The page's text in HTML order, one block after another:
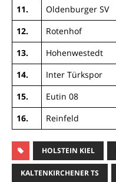
11.
Oldenburger SV
12.
Rotenhof
13.
Hohenwestedt
14.
Inter Türkspor
15.
Eutin 08
16.
Reinfeld
HOLSTEIN KIEL
KALTENKIRCHENER TS